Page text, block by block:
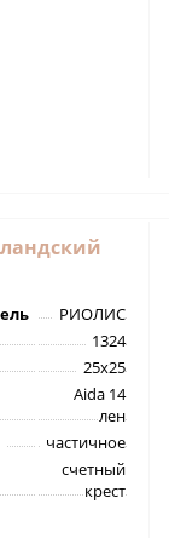
РИОЛИС
1324
25х25
Aida 14
лен
частичное
счетный
крест